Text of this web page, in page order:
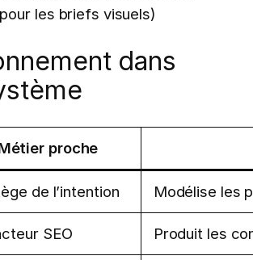
les briefs visuels)
dans
proche
de l’intention Modélise les
SEO Produit les